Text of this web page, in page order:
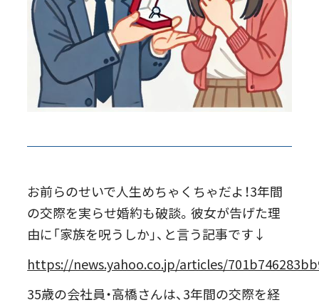
お前らのせいで人生めちゃくちゃだよ！3年間
の交際を実らせ婚約も破談。彼女が告げた理
由に「家族を呪うしか」、と言う記事です↓
https://news.yahoo.co.jp/articles/
35歳の会社員・高橋さんは、3年間の交際を経